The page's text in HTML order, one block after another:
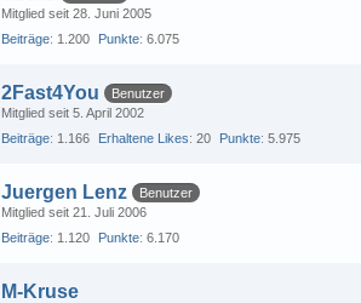
Mitglied seit 28. Juni 2005
Beiträge 1.200 Punkte 6.075
2Fast4You
Benutzer
Mitglied seit 5. April 2002
Beiträge 1.166 Erhaltene Likes 20 Punkte 5.975
Juergen Lenz
Benutzer
Mitglied seit 21. Juli 2006
Beiträge 1.120 Punkte 6.170
M-Kruse